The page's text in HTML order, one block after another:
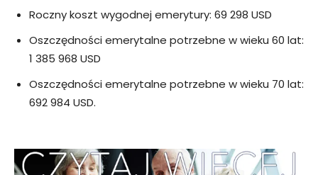
Roczny koszt wygodnej emerytury: 69 298 USD
Oszczędności emerytalne potrzebne w wieku 60 lat:
1 385 968 USD
Oszczędności emerytalne potrzebne w wieku 70 lat:
692 984 USD.